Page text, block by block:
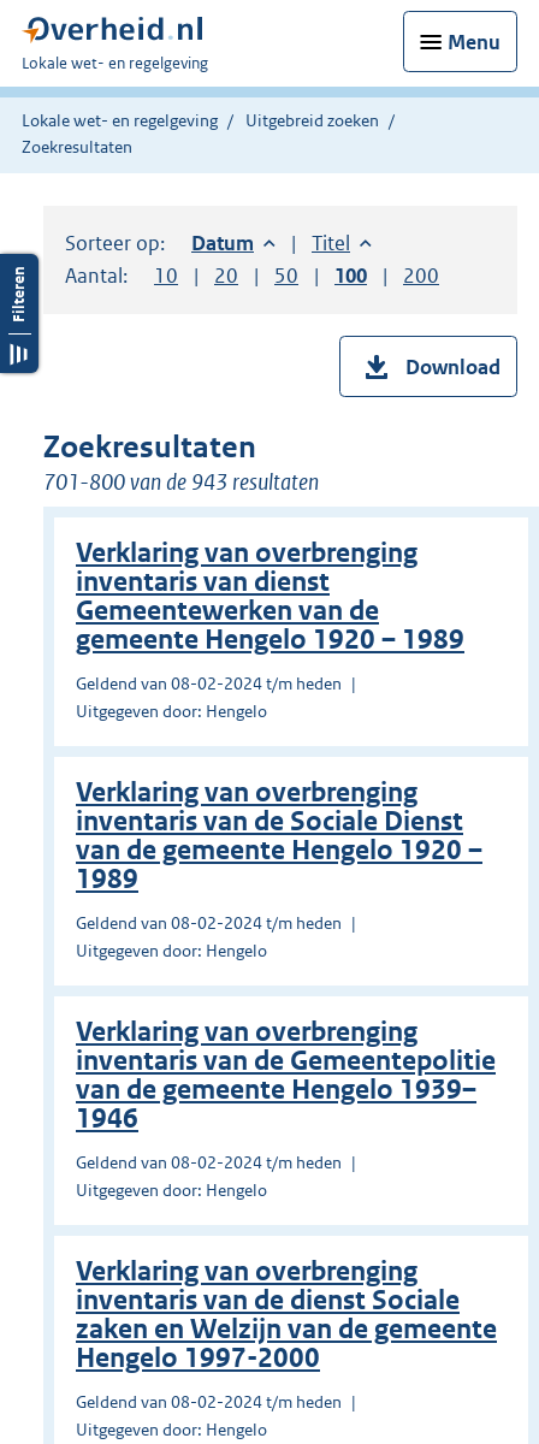
Menu
U
bent
hier:
Lokale wet- en regelgeving
Lokale wet- en regelgeving
Uitgebreid zoeken
Zoekresultaten
Sorteer op: Sorteer op:
Datum aflopendSorteer op:
Titel oplopend
Aantal:
Toon
10 resultaten per pagina
Toon
20 resultaten per pagina
Toon
50 resultaten per pagina
Toon
100 resultaten per
Toon
200
Download
Zoekresultaten
701-800 van de 943 resultaten
Verklaring van overbrenging
inventaris van dienst
Gemeentewerken van de
gemeente Hengelo 1920 – 1989
Geldend van 08-02-2024 t/m heden
Uitgegeven door: Hengelo
Verklaring van overbrenging
inventaris van de Sociale Dienst
van de gemeente Hengelo 1920 –
1989
Geldend van 08-02-2024 t/m heden
Uitgegeven door: Hengelo
Verklaring van overbrenging
inventaris van de Gemeentepolitie
van de gemeente Hengelo 1939–
1946
Geldend van 08-02-2024 t/m heden
Uitgegeven door: Hengelo
Verklaring van overbrenging
inventaris van de dienst Sociale
zaken en Welzijn van de gemeente
Hengelo 1997-2000
Geldend van 08-02-2024 t/m heden
Uitgegeven door: Hengelo